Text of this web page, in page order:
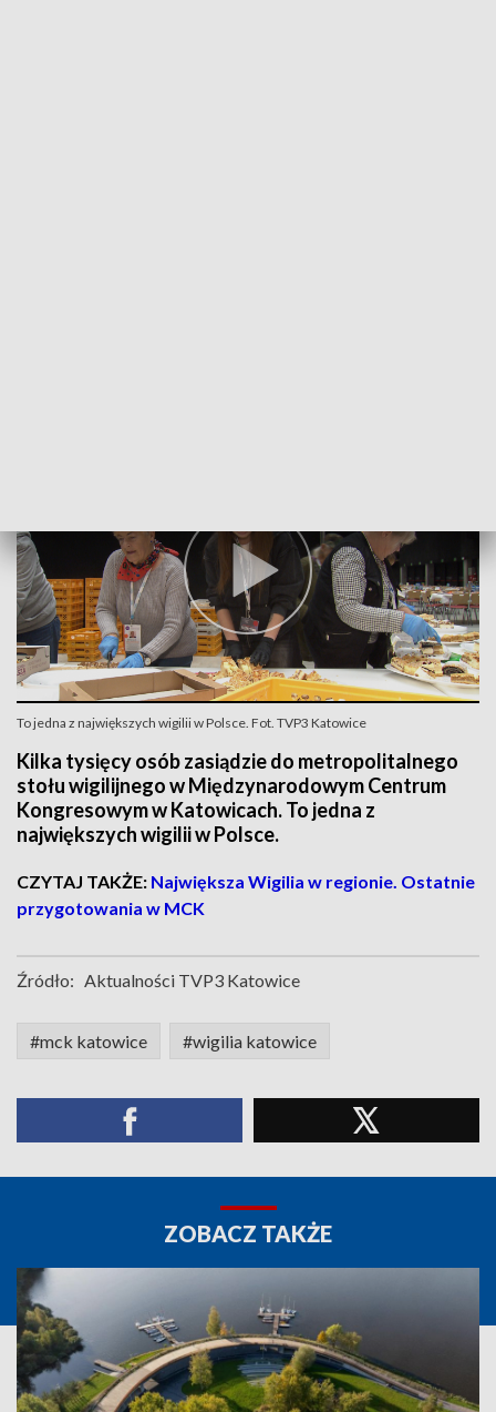
To jedna z największych wigilii w Polsce. Fot. TVP3 Katowice
Kilka tysięcy osób zasiądzie do metropolitalnego
stołu wigilijnego w Międzynarodowym Centrum
Kongresowym w Katowicach. To jedna z
największych wigilii w Polsce.
CZYTAJ TAKŻE: Największa Wigilia w regionie. Ostatnie
przygotowania w MCK
Źródło: Aktualności TVP3 Katowice
#mck katowice #wigilia katowice
ZOBACZ TAKŻE